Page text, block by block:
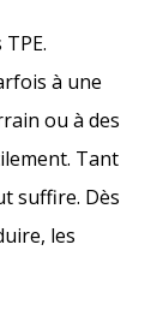
à une
ou à des
Tant
suffire. Dès
les